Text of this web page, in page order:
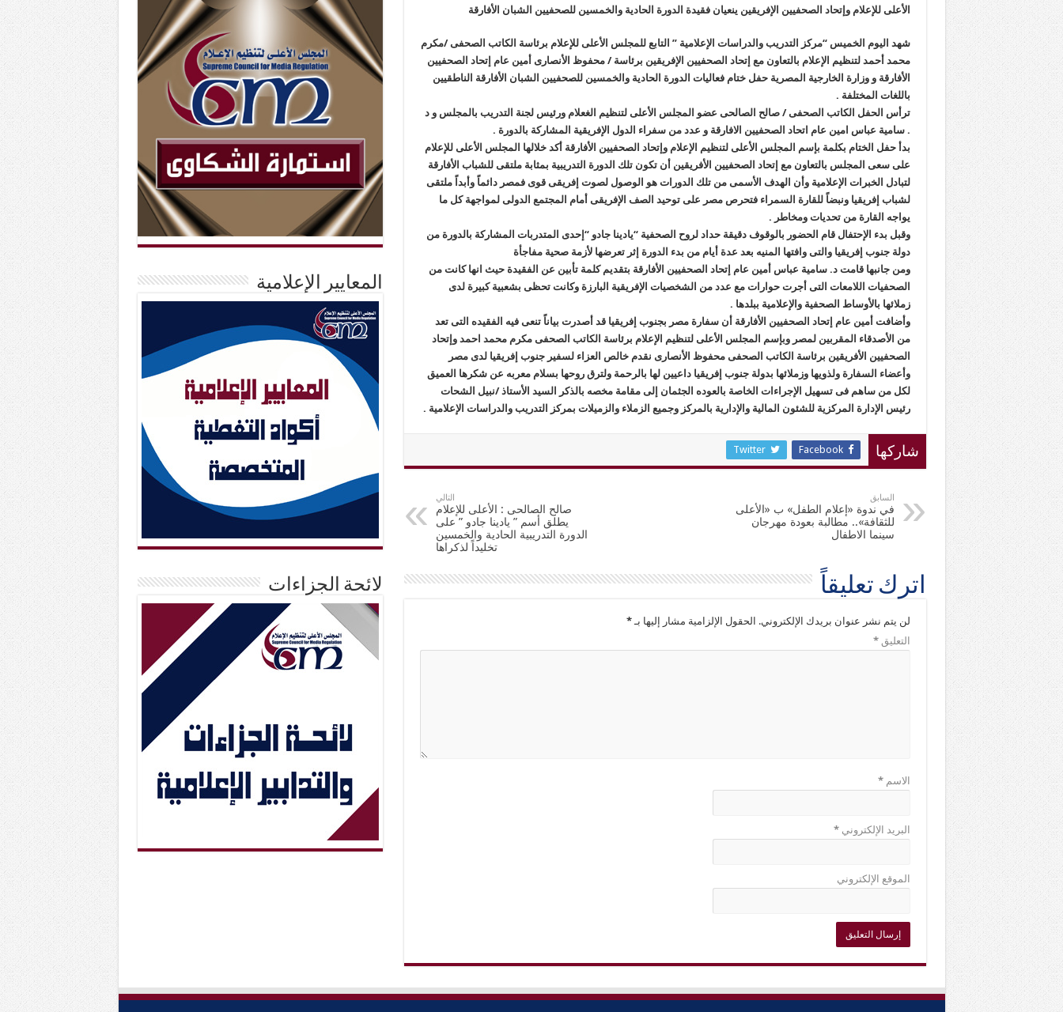
الأعلى للإعلام وإتحاد الصحفيين الإفريقين ينعيان فقيدة الدورة الحادية والخمسين للصحفيين الشبان الأفارقة
شهد اليوم الخميس “مركز التدريب والدراسات الإعلامية ” التابع للمجلس الأعلى للإعلام برئاسة الكاتب الصحفى /مكرم
محمد أحمد لتنظيم الإعلام بالتعاون مع إتحاد الصحفيين الإفريقين برئاسة / محفوظ الأنصارى أمين عام إتحاد الصحفيين
الأفارقة و وزارة الخارجية المصرية حفل ختام فعاليات الدورة الحادية والخمسين للصحفيين الشبان الأفارقة الناطقيين
باللغات المختلفة .
ترأس الحفل الكاتب الصحفى / صالح الصالحى عضو المجلس الأعلى لتنظيم الغعلام ورئيس لجنة التدريب بالمجلس و د
. سامية عباس امين عام اتحاد الصحفيين الافارقة و عدد من سفراء الدول الإفريقية المشاركة بالدورة .
بدأ حفل الختام بكلمة بإسم المجلس الأعلى لتنظيم الإعلام وإتحاد الصحفيين الأفارقة أكد خلالها المجلس الأعلى للإعلام
على سعى المجلس بالتعاون مع إتحاد الصحفيين الأفريقين أن تكون تلك الدورة التدريبية بمثابة ملتقى للشباب الأفارقة
لتبادل الخبرات الإعلامية وأن الهدف الأسمى من تلك الدورات هو الوصول لصوت إفريقى قوى فمصر دائماً وأبداً ملتقى
لشباب إفريقيا ونبضاً للقارة السمراء فتحرص مصر على توحيد الصف الإفريقى أمام المجتمع الدولى لمواجهة كل ما
يواجه القارة من تحديات ومخاطر .
وقبل بدء الإحتفال قام الحضور بالوقوف دقيقة حداد لروح الصحفية “يادينا جادو “إحدى المتدربات المشاركة بالدورة من
دولة جنوب إفريقيا والتى وافتها المنيه بعد عدة أيام من بدء الدورة إثر تعرضها لأزمة صحية مفاجأة
ومن جانبها قامت د. سامية عباس أمين عام إتحاد الصحفيين الأفارقة بتقديم كلمة تأبين عن الفقيدة حيث انها كانت من
الصحفيات اللامعات التى أجرت حوارات مع عدد من الشخصيات الإفريقية البارزة وكانت تحظى بشعبية كبيرة لدى
زملائها بالأوساط الصحفية والإعلامية ببلدها .
وأضافت أمين عام إتحاد الصحفيين الأفارقة أن سفارة مصر بجنوب إفريقيا قد أصدرت بياناً تنعى فيه الفقيده التى تعد
من الأصدقاء المقربين لمصر وبإسم المجلس الأعلى لتنظيم الإعلام برئاسة الكاتب الصحفى مكرم محمد احمد وإتحاد
الصحفيين الأفريقين برئاسة الكاتب الصحفى محفوظ الأنصارى نقدم خالص العزاء لسفير جنوب إفريقيا لدى مصر
وأعضاء السفارة ولذويها وزملائها بدولة جنوب إفريقيا داعيين لها بالرحمة ولترق روحها بسلام معربه عن شكرها العميق
لكل من ساهم فى تسهيل الإجراءات الخاصة بالعوده الجثمان إلى مقامة مخصه بالذكر السيد الأستاذ /نبيل الشحات
رئيس الإدارة المركزية للشئون المالية والإدارية بالمركز وجميع الزملاء والزميلات بمركز التدريب والدراسات الإعلامية .
شاركها Facebook
Twitter
السابق
في ندوة «إعلام الطفل» ب «الأعلى
للثقافة».. مطالبة بعودة مهرجان
سينما الاطفال
التالي
صالح الصالحى : الأعلى للإعلام
يطلق أسم ” يادينا جادو ” على
الدورة التدريبية الحادية والخمسين
تخليداً لذكراها
اترك تعليقاً
لن يتم نشر عنوان بريدك الإلكتروني. الحقول الإلزامية مشار إليها بـ*
التعليق*
الاسم*
البريد الإلكتروني*
الموقع الإلكتروني
المعايير الإعلامية
لائحة الجزاءات